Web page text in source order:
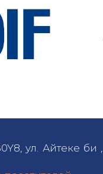
ул. Айтеке би ,